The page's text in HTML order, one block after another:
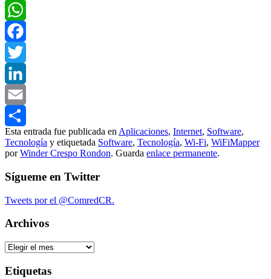
WhatsApp
Facebook
Twitter
LinkedIn
Email
Compartir
Esta entrada fue publicada en Aplicaciones, Internet, Software,
Tecnología y etiquetada Software, Tecnología, Wi-Fi, WiFiMapper
porWinder Crespo Rondon. Guarda enlace permanente.
Sígueme en Twitter
Tweets por el @ComredCR.
Archivos
Archivos
Etiquetas